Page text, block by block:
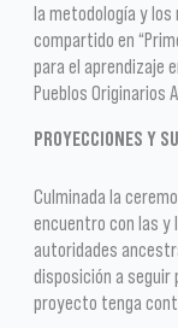
la metodología y
compartido en
para el aprendizaje
Pueblos Originarios
PROYECCIONES Y
Culminada la
encuentro con las
autoridades
disposición a seguir
proyecto tenga